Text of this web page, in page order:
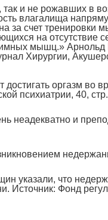
и не рожавших в
влагалища
за счет тренировки
на отсутствие
мышц.» Арнольд
Хирургии,
оргазм во
психиатрии, 40,
неадекватно и
указали, что
Источник: Фонд